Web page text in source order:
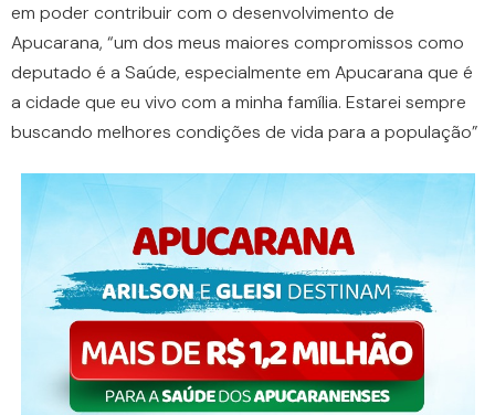
em poder contribuir com o desenvolvimento de
Apucarana, “um dos meus maiores compromissos como
deputado é a Saúde, especialmente em Apucarana que é
a cidade que eu vivo com a minha família. Estarei sempre
buscando melhores condições de vida para a população”